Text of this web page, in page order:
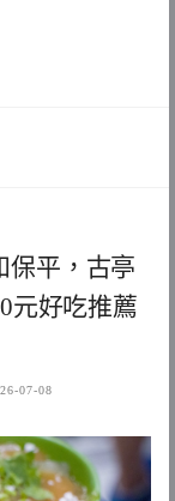
保平，古亭
元好吃推薦
07-08